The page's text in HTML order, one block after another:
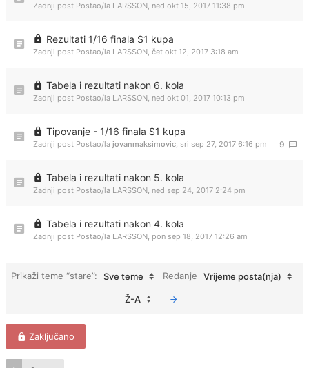
Zadnji post Postao/la LARSSON, ned okt 15, 2017 11:38 pm
Rezultati 1/16 finala S1 kupa
Zadnji post Postao/la LARSSON, čet okt 12, 2017 3:18 am
Tabela i rezultati nakon 6. kola
Zadnji post Postao/la LARSSON, ned okt 01, 2017 10:13 pm
Tipovanje - 1/16 finala S1 kupa
9
Zadnji post Postao/la jovanmaksimovic, sri sep 27, 2017 6:16 pm
Tabela i rezultati nakon 5. kola
Zadnji post Postao/la LARSSON, ned sep 24, 2017 2:24 pm
Tabela i rezultati nakon 4. kola
Zadnji post Postao/la LARSSON, pon sep 18, 2017 12:26 am
Prikaži teme “stare”: Sve teme Redanje Vrijeme posta(nja)
Ž-A
Zaključano